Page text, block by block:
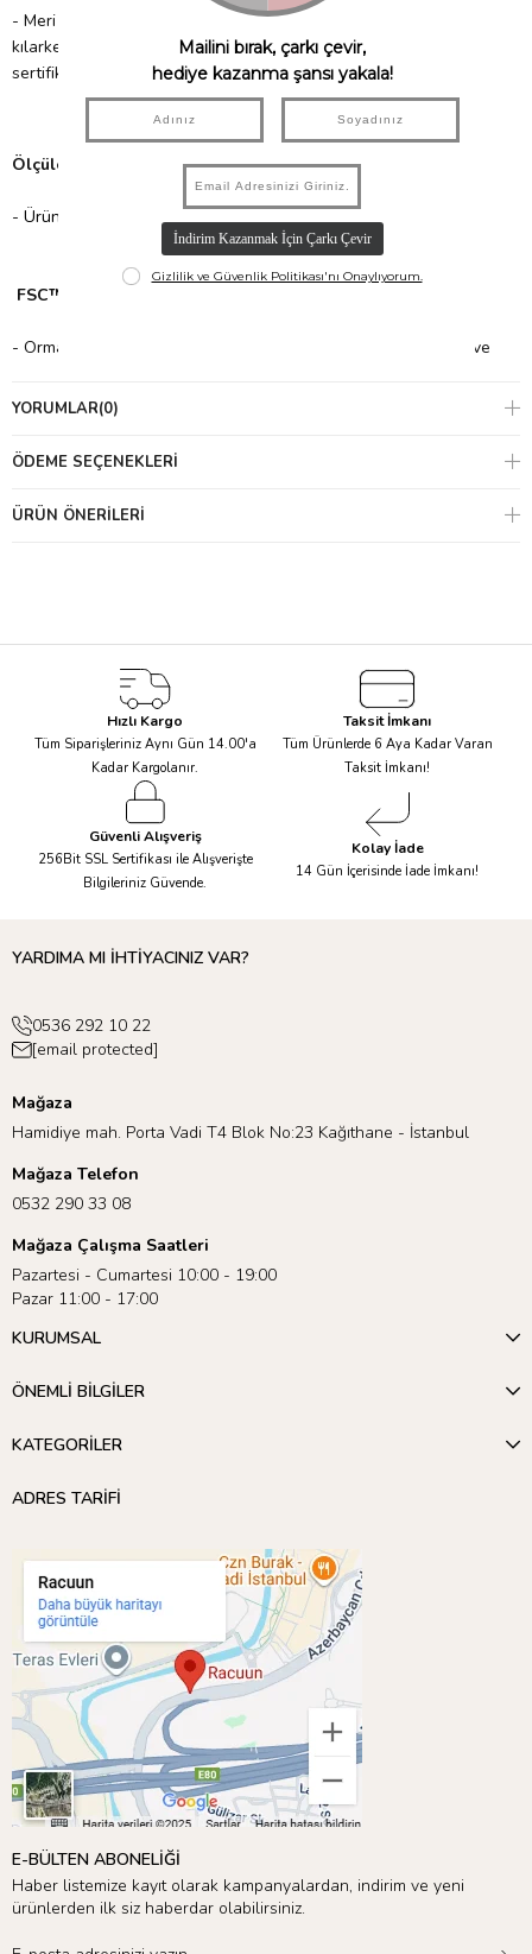
- Meri Meri, eşsiz parti malzemeleri ile partinizi benzersiz
kılarken çocuklarımıza güvenli bir gelecek sağlamak için FSC™
sertifikalı kâğıt kullanır!
Ölçüler;
- Ürün Boyutları: 65mm x 100mm x 41mm
FSC™ Sertifikası nedir?
- Orman ürünlerinin; ormanın verimliliğine, biyolojik çeşitliliğe ve
yapılmasında, bulunduğu ekosistemi ve toplumun dengesini
bozmayacak derecede olması,
YORUMLAR(0)
ÖDEME SEÇENEKLERI
ÜRÜN ÖNERILERI
Hızlı Kargo
Tüm Siparişleriniz Aynı Gün 14.00'a
Kadar Kargolanır.
Taksit İmkanı
Tüm Ürünlerde 6 Aya Kadar Varan
Taksit İmkanı!
Güvenli Alışveriş
256Bit SSL Sertifikası ile Alışverişte
Bilgileriniz Güvende.
Kolay İade
14 Gün İçerisinde İade İmkanı!
YARDIMA MI İHTİYACINIZ VAR?
0536 292 10 22
[email protected]
Mağaza
Hamidiye mah. Porta Vadi T4 Blok No:23 Kağıthane - İstanbul
Mağaza Telefon
0532 290 33 08
Mağaza Çalışma Saatleri
Pazartesi - Cumartesi 10:00 - 19:00
Pazar 11:00 - 17:00
KURUMSAL
ÖNEMLİ BİLGİLER
KATEGORİLER
ADRES TARİFİ
E-BÜLTEN ABONELİĞİ
Haber listemize kayıt olarak kampanyalardan, indirim ve yeni
ürünlerden ilk siz haberdar olabilirsiniz.